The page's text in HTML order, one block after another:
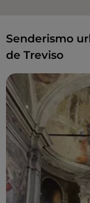
Senderismo
de Treviso